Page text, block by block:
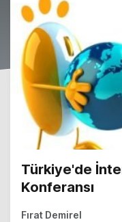
Türkiye'de
Konferansı
Fırat Demirel